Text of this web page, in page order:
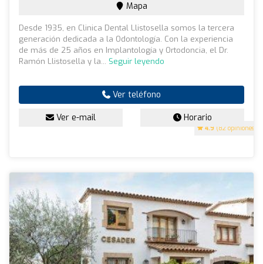
4.9 (82 opiniones)
Mapa
Desde 1935, en Clinica Dental Llistosella somos la tercera
generación dedicada a la Odontología. Con la experiencia
de más de 25 años en Implantología y Ortodoncia, el Dr.
Ramón Llistosella y la... Seguir leyendo
Ver teléfono
Ver e-mail Horario